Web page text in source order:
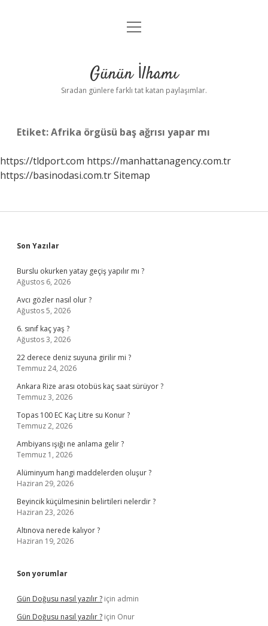
Anasayfa
Yasal Uyarı
menüyü
Günün İlhamı
Sıradan günlere farklı tat katan paylaşımlar.
Etiket:Afrika örgüsü baş ağrısı yapar mı
https://tldport.com https://manhattanagency.com.tr
https://basinodasi.com.trSitemap
Sidebar
Son Yazılar
Burslu okurken yatay geçiş yapılır mı ?
Ağustos 6, 2026
Avcı gözler nasıl olur ?
Ağustos 5, 2026
6. sınıf kaç yaş ?
Ağustos 3, 2026
22 derece deniz suyuna girilir mi ?
Temmuz 24, 2026
Ankara Rize arası otobüs kaç saat sürüyor ?
Temmuz 3, 2026
Topas 100 EC Kaç Litre su Konur ?
Temmuz 2, 2026
Ambiyans ışığı ne anlama gelir ?
Temmuz 1, 2026
Alüminyum hangi maddelerden oluşur ?
Haziran 29, 2026
Beyincik küçülmesinin belirtileri nelerdir ?
Haziran 23, 2026
Altınova nerede kalıyor ?
Haziran 19, 2026
Son yorumlar
Gün Doğusu nasıl yazılır ? için admin
Gün Doğusu nasıl yazılır ? için Onur